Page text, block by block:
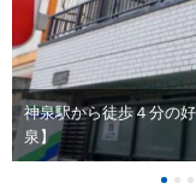
神泉駅から徒歩４分の
泉】